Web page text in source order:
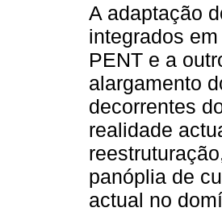
A adaptação
integrados
PENT e a
alargamento
decorrentes
realidade
panóplia de
actual no